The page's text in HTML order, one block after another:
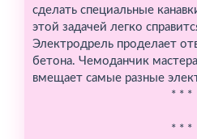
сделать специальные
этой задачей легко
Электродрель проделает
бетона. Чемоданчик
вмещает самые разные
* * *
* * *